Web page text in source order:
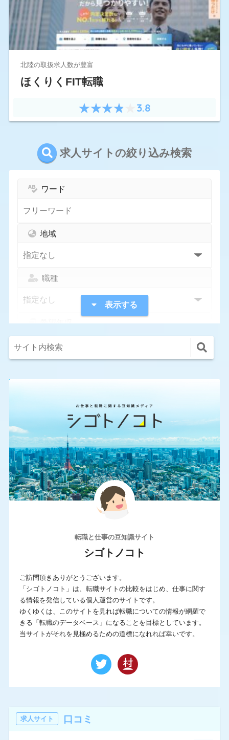
北陸の取扱求人数が豊富
ほくりくFIT転職
3.8
求人サイトの絞り込み検索
ワード
地域
職種
希望年収
指定なし
800万円〜
条件
IT系に強い サポートが手厚い
シニア求人が豊富 スカウトサービス
年収UP率が高い 未経験に強い
海外の求人もあり 満足度が高い
非公開求人が豊富
この条件で求人サイトを検索
表示する
転職と仕事の豆知識サイト
シゴトノコト
ご訪問頂きありがとうございます。
「シゴトノコト」は、転職サイトの比較をはじめ、仕事に関す
る情報を発信している個人運営のサイトです。
ゆくゆくは、このサイトを見れば転職についての情報が網羅で
きる「転職のデータベース」になることを目標としています。
当サイトがそれを見極めるための道標になれれば幸いです。
求人サイト 口コミ